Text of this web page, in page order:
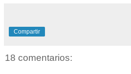
Compartir
18 comentarios: